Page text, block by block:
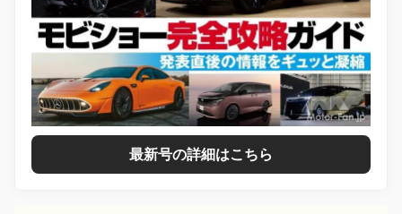
最新号の詳細はこちら